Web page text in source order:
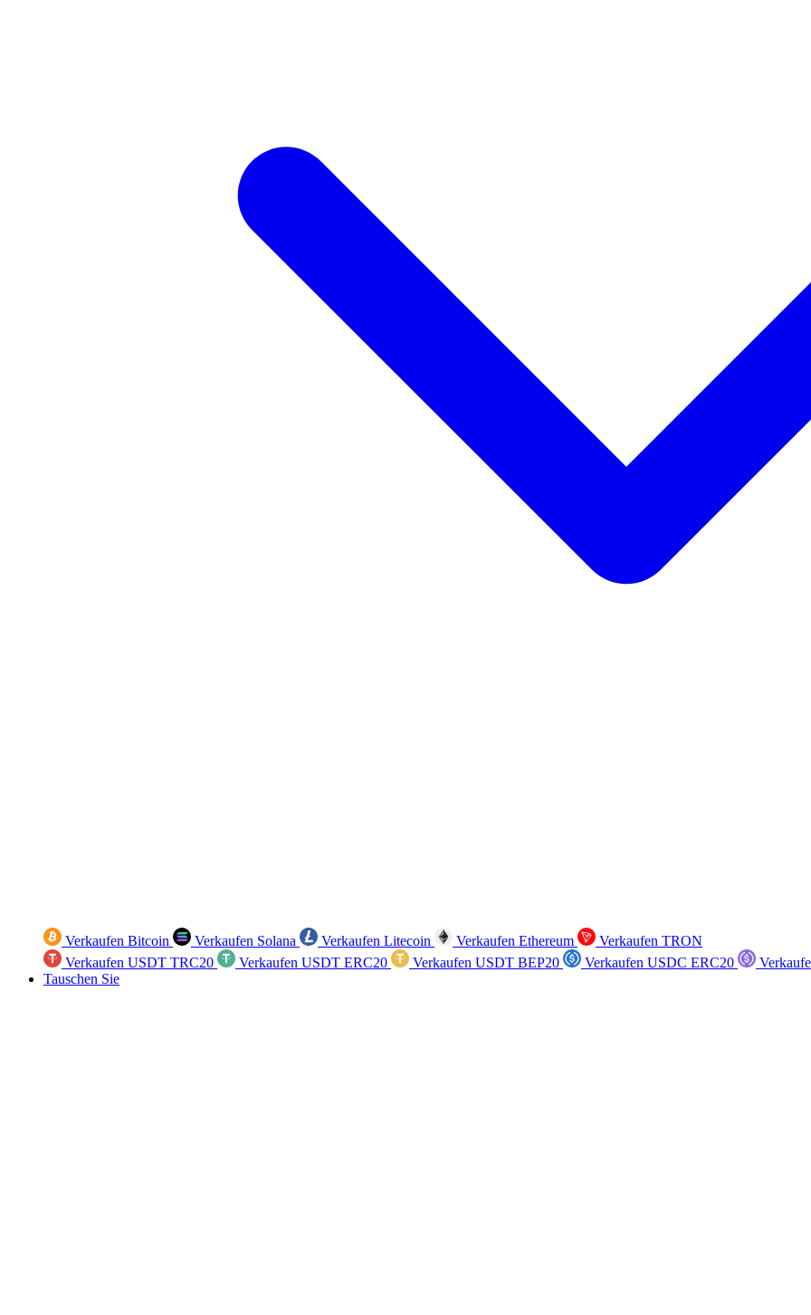
Verkaufen Bitcoin Verkaufen Solana Verkaufen Litecoin Verkaufen Ethereum
Verkaufen TRON
Verkaufen USDT TRC20
Verkaufen USDT ERC20 Verkaufen USDT BEP20 Verkaufen USDC ERC20
Tauschen Sie